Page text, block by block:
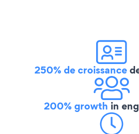
250% de croissance
200% growth in